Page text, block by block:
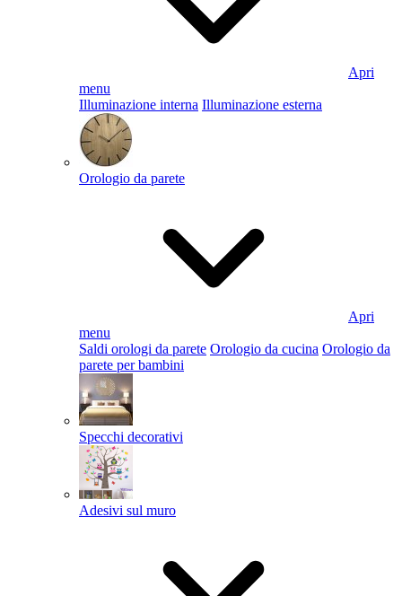
Apri
menu
Illuminazione interna Illuminazione esterna
Orologio da parete
Apri
menu
Saldi orologi da parete Orologio da cucina Orologio da
parete per bambini
Specchi decorativi
Adesivi sul muro